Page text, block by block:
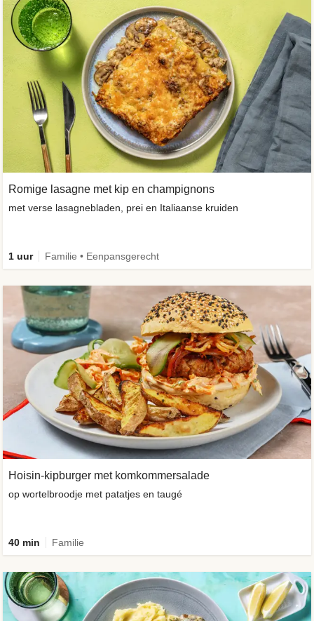
Romige lasagne met kip en champignons
met verse lasagnebladen, prei en Italiaanse kruiden
1 uur Familie • Eenpansgerecht
Hoisin-kipburger met komkommersalade
op wortelbroodje met patatjes en taugé
40 min Familie